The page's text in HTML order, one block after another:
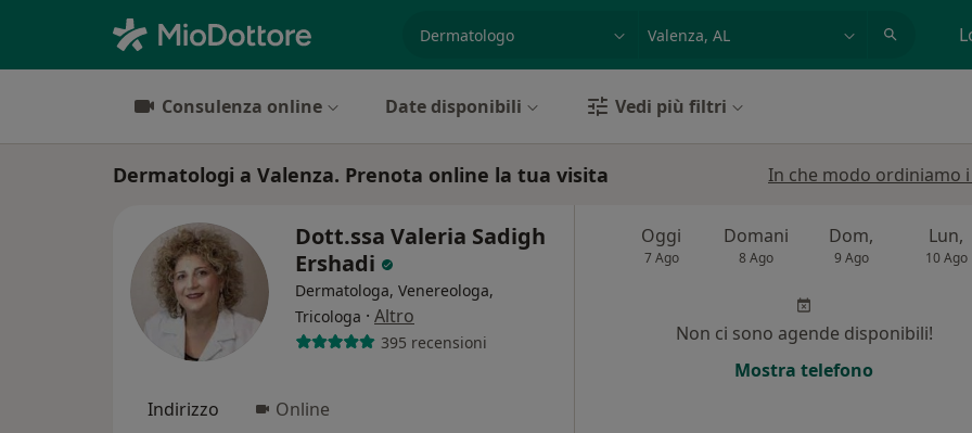
Consulenza online Date disponibili Vedi più filtri
Dermatologi a Valenza. Prenota online la tua visita In che modo ordiniamo
Dott.ssa Valeria Sadigh
Ershadi
Dermatologa, Venereologa,
Tricologa · Altro
395 recensioni
Indirizzo Online
Oggi
7 Ago
Domani
8 Ago
Dom,
9 Ago
Lun,
10 Ago
Non ci sono agende disponibili!
Mostra telefono